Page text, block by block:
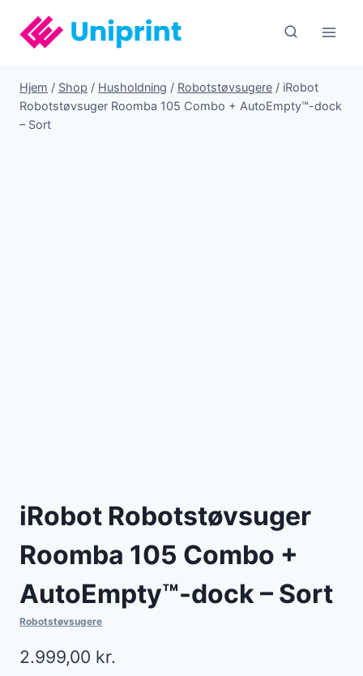
indhold
Hjem / Shop / Husholdning / Robotstøvsugere / iRobot
Robotstøvsuger Roomba 105 Combo + AutoEmpty™-dock
– Sort
iRobot Robotstøvsuger
Roomba 105 Combo +
AutoEmpty™-dock – Sort
Robotstøvsugere
2.999,00 kr.